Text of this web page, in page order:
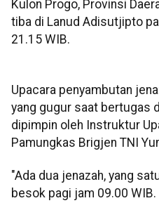
Kulon Progo, Provinsi
tiba di Lanud Adisutjipto
21.15 WIB.
Upacara penyambutan
yang gugur saat bertugas
dipimpin oleh Instruktur
Pamungkas Brigjen TNI
"Ada dua jenazah, yang
besok pagi jam 09.00